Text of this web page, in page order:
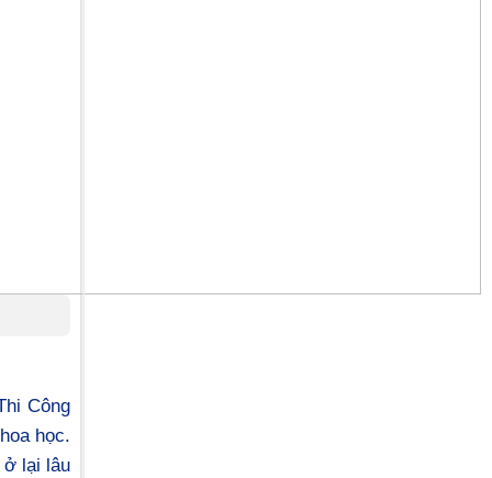
Công
học.
ở lại lâu